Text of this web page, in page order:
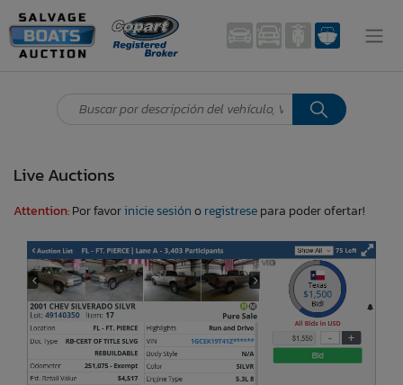
Live Auctions
Attention: Por favorinicie sesiónoregistresepara poder ofertar!